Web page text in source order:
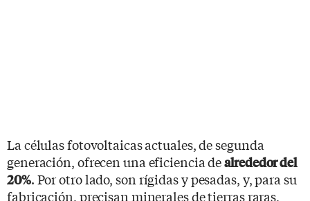
La células fotovoltaicas actuales, de segunda
generación, ofrecen una eficiencia dealrededor del
20%. Por otro lado, son rígidas y pesadas, y, para su
fabricación, precisan minerales de tierras raras,